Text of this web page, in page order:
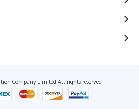
Company Limited All rights reserved